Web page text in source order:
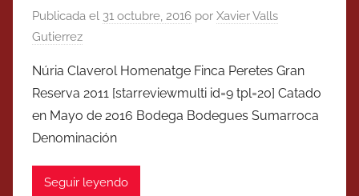
Publicada el 31 octubre, 2016 por Xavier Valls
Gutierrez
Núria Claverol Homenatge Finca Peretes Gran
Reserva 2011 [starreviewmulti id=9 tpl=20] Catado
en Mayo de 2016 Bodega Bodegues Sumarroca
Denominación
Seguir leyendo